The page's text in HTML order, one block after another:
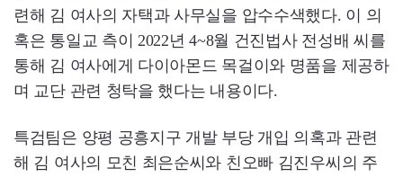
련해 김 여사의 자택과 사무실을 압수수색했다. 이 의
혹은 통일교 측이 2022년 4~8월 건진법사 전성배 씨를
통해 김 여사에게 다이아몬드 목걸이와 명품을 제공하
며 교단 관련 청탁을 했다는 내용이다.
특검팀은 양평 공흥지구 개발 부당 개입 의혹과 관련
해 김 여사의 모친 최은순씨와 친오빠 김진우씨의 주